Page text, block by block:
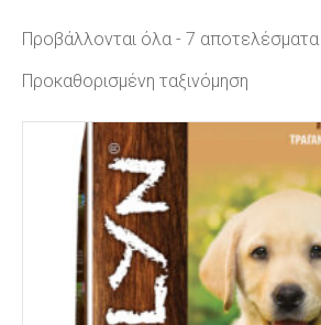
Προβάλλονται όλα - 7 αποτελέσματα
Προκαθορισμένη ταξινόμηση